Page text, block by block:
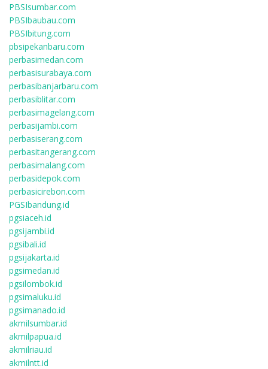
PBSIsumbar.com
PBSIbaubau.com
PBSIbitung.com
pbsipekanbaru.com
perbasimedan.com
perbasisurabaya.com
perbasibanjarbaru.com
perbasiblitar.com
perbasimagelang.com
perbasijambi.com
perbasiserang.com
perbasitangerang.com
perbasimalang.com
perbasidepok.com
perbasicirebon.com
PGSIbandung.id
pgsiaceh.id
pgsijambi.id
pgsibali.id
pgsijakarta.id
pgsimedan.id
pgsilombok.id
pgsimaluku.id
pgsimanado.id
akmilsumbar.id
akmilpapua.id
akmilriau.id
akmilntt.id